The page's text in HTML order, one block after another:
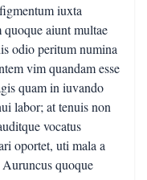
iuxta
aiunt multae
odio peritum numina
vim quandam esse
quam in iuvando
labor; at tenuis non
vocatus
oportet, uti mala a
quoque